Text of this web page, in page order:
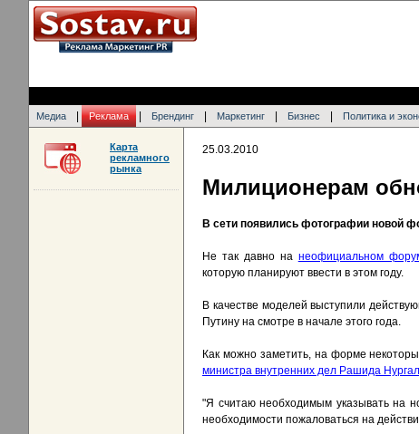
Медиа Реклама Брендинг Маркетинг Бизнес Политика и
25.03.2010
Милиционерам
В сети появились фотографии новой
Не так давно на неофициальном
которую планируют ввести в этом году.
В качестве моделей выступили
Путину на смотре в начале этого года.
Как можно заметить, на форме
министра внутренних дел Рашида
"Я считаю необходимым указывать на
необходимости пожаловаться на
Карта
рекламного
рынка